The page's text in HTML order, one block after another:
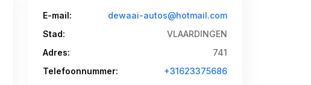
E-mail:
dewaai-autos@hotmail.com
Stad:
VLAARDINGEN
Adres:
741
Telefoonnummer:
+31623375686